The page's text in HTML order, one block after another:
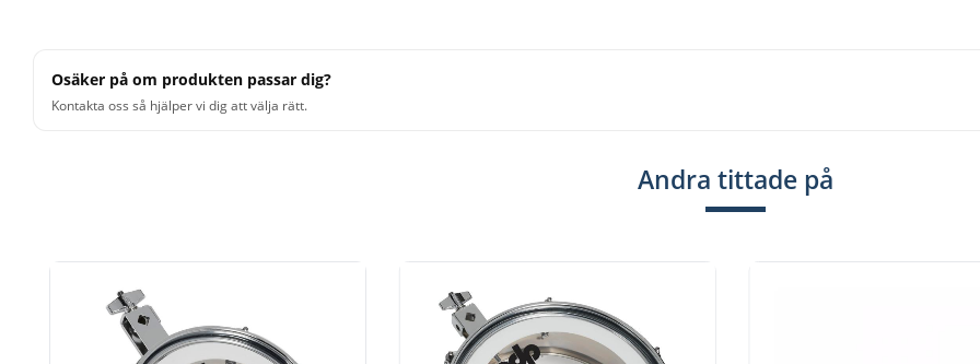
Osäker på om produkten passar dig?
Kontakta oss så hjälper vi dig att välja rätt.
Andra tittade på